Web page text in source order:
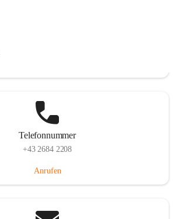
Telefonnummer
+43 2684 2208
Anrufen